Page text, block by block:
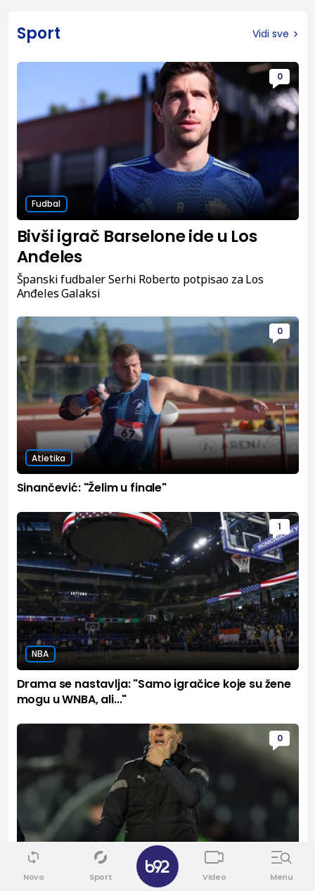
Sport Vidi sve
0
Fudbal
Bivši igrač Barselone ide u Los
Anđeles
Španski fudbaler Serhi Roberto potpisao za Los
Anđeles Galaksi
0
Atletika
Sinančević: "Želim u finale"
1
NBA
Drama se nastavlja: "Samo igračice koje su žene
mogu u WNBA, ali..."
0
Srpski fudbal
Novo Sport Video Menu
✕